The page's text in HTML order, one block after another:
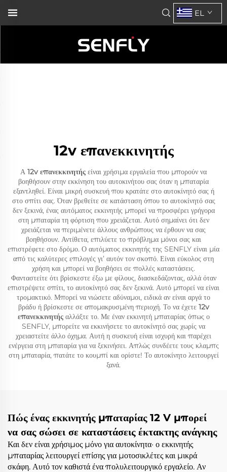
EL
12v επανεκκινητής
Α 12v επανεκκινητής είναι χρήσιμα εργαλεία που μπορούν να
βοηθήσουν στην εκκίνηση του αυτοκινήτου σας όταν η μπαταρία
εξαντληθεί. Είναι μικρή συσκευή που κρατάτε στο αυτοκίνητό σας ή
στο σπίτι σας. Όταν βρεθείτε σε κατάσταση όπου το αυτοκίνητό σας
δεν ξεκινά, ένας αυτόματος εκκινητής μπορεί να προσφέρει γρήγορα
στη μπαταρία τη φόρτιση που χρειάζεται. Αυτό σημαίνει ότι δεν
χρειάζεται να περιμένετε άλλους ανθρώπους να έρθουν να σας
βοηθήσουν. Αντίθετα, επιλύετε το πρόβλημα μόνοι σας και
επιστρέφετε στο δρόμο. Ο αυτόματος εκκινητής της SENFLY είναι μία
από τις καλύτερες επιλογές γι’ αυτόν τον σκοπό. Είναι εύκολος στη
χρήση και μπορεί να βοηθήσει σε πολλές καταστάσεις.
Φανταστείτε ότι βρίσκεστε έξω με φίλους, διασκεδάζοντας, αλλά όταν
επιστρέψετε σπίτι, το αυτοκίνητό σας δεν ξεκινά. Αυτό μπορεί να είναι
τρομακτικό. Μπορεί να νιώσετε αδύναμοι, ειδικά αν είναι αργά το
βράδυ ή βρίσκεστε σε απομακρυσμένη περιοχή. Το να έχετε 12v
επανεκκινητής αλλάξτε το. Με έναν εκκινητή μπαταρίας όπως ο
SENFLY, μπορείτε να εκκινήσετε το αυτοκίνητό σας χωρίς να
χρειαστείτε άλλο όχημα. Αυτή η συσκευή είναι ισχυρή και παρέχει
ενέργεια στη μπαταρία για να ξεκινήσει. Απλώς συνδέετε τους κλαμπς
στη μπαταρία, πατάτε το κουμπί και ορίστε! Το αυτοκίνητο λειτουργεί
ξανά.
Πώς ένας εκκινητής μπαταρίας 12 V μπορεί
να σας σώσει σε καταστάσεις έκτακτης ανάγκης
Και δεν είναι χρήσιμος μόνο για αυτοκίνητα· ο εκκινητής
μπαταρίας λειτουργεί επίσης για μοτοσικλέτες και μικρά
σκάφη. Αυτό τον καθιστά ένα πολυλειτουργικό εργαλείο. Αν